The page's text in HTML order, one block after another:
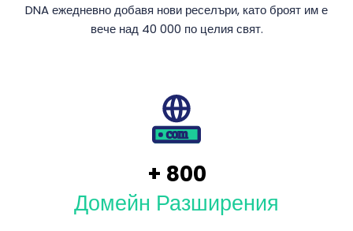
DNA ежедневно добавя нови реселъри, като броят им е
вече над 40 000 по целия свят.
+ 800
Домейн Разширения